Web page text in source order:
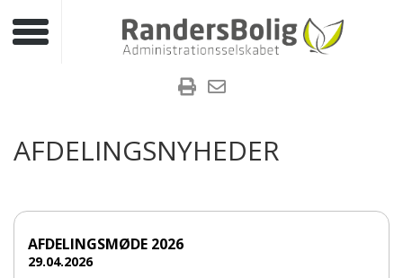
Toggle navigation
AFDELINGSNYHEDER
AFDELINGSMØDE 2026
29.04.2026